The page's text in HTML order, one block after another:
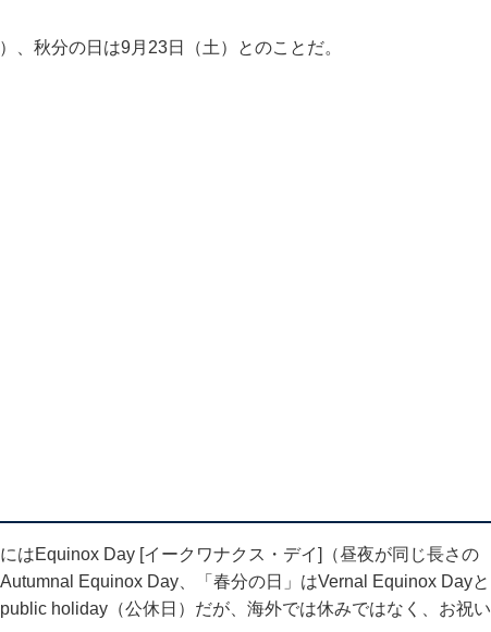
、秋分の日は9月23日（土）とのことだ。
はEquinox Day [イークワナクス・デイ]（昼夜が同じ長さの
Equinox Day、「春分の日」はVernal Equinox Dayと
holiday（公休日）だが、海外では休みではなく、お祝い